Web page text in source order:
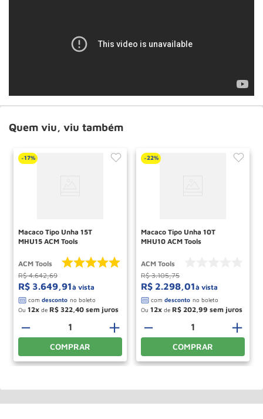
Quem viu, viu também
-17%
Macaco Tipo Unha 15T
MHU15 ACM Tools
ACM Tools
R$ 4.642,69
R$ 3.649 91à vista
Ou 12 de R$ 322 40
＋
－
COMPRAR
-22%
Macaco Tipo Unha 10T
MHU10 ACM Tools
ACM Tools
R$ 3.105,75
R$ 2.298 01à vista
Ou 12 de R$ 202 99
＋
－
COMPRAR